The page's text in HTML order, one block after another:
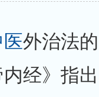
外治法
经》指